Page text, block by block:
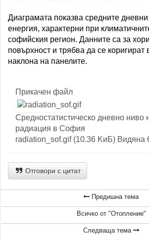
Диаграмата показва средните дневни
енергия, характерни при
софийския регион. Данните са за
повърхност и трябва да се коригират
наклона на панелите.
Прикачен файл
Средностатистическо дневно ниво
радиация в София
radiation_sof.gif (10.36 KиБ) Видяна
Отговори с цитат
Предишна тема
Всичко от "Отопление"
Следваща тема